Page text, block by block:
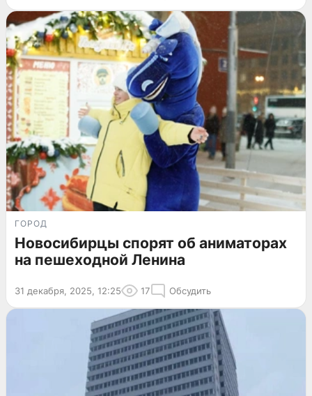
ГОРОД
Новосибирцы спорят об аниматорах
на пешеходной Ленина
31 декабря, 2025, 12:25 17 Обсудить